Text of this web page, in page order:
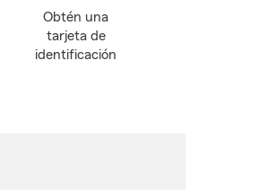
Obtén una
tarjeta de
identificación